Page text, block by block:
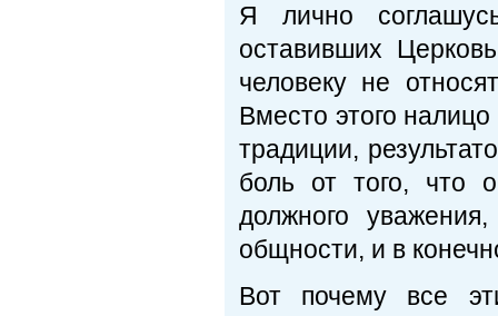
Я лично
оставивших
человеку не
Вместо этого
традиции,
боль от того, что
должного
общности, и в
Вот почему все